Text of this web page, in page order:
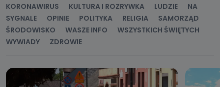
KORONAWIRUS
KULTURA I ROZRYWKA LUDZIE
NA
SYGNALE
OPINIE POLITYKA RELIGIA
SAMORZĄD
ŚRODOWISKO
WASZE INFO
WSZYSTKICH ŚWIĘTYCH
WYWIADY
ZDROWIE